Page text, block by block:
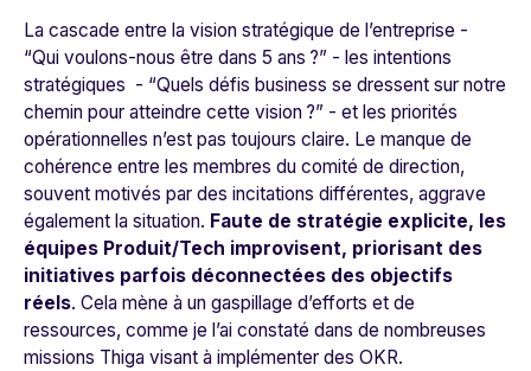
La cascade entre la vision stratégique de l’entreprise -
“Qui voulons-nous être dans 5 ans ?” - les intentions
stratégiques - “Quels défis business se dressent sur notre
chemin pour atteindre cette vision ?” - et les priorités
opérationnelles n’est pas toujours claire. Le manque de
cohérence entre les membres du comité de direction,
souvent motivés par des incitations différentes, aggrave
également la situation. Faute de stratégie explicite, les
équipes Produit/Tech improvisent, priorisant des
initiatives parfois déconnectées des objectifs
réels. Cela mène à un gaspillage d’efforts et de
ressources, comme je l’ai constaté dans de nombreuses
missions Thiga visant à implémenter des OKR.